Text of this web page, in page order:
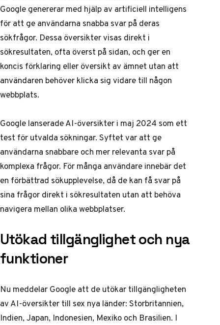
Google genererar med hjälp av artificiell intelligens
för att ge användarna snabba svar på deras
sökfrågor. Dessa översikter visas direkt i
sökresultaten, ofta överst på sidan, och ger en
koncis förklaring eller översikt av ämnet utan att
användaren behöver klicka sig vidare till någon
webbplats.
Googlelanserade AI-översikter i maj 2024 som ett
test för utvalda sökningar. Syftet var att ge
användarna snabbare och mer relevanta svar på
komplexa frågor. För många användare innebär det
en förbättrad sökupplevelse, då de kan få svar på
sina frågor direkt i sökresultaten utan att behöva
navigera mellan olika webbplatser.
Utökad tillgänglighet och nya
funktioner
Nu meddelar Google att de utökar tillgängligheten
av AI-översikter till sex nya länder: Storbritannien,
Indien, Japan, Indonesien, Mexiko och Brasilien. I